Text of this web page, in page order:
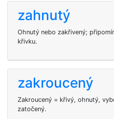
zahnutý
Ohnutý nebo zakřivený;
křivku.
zakroucený
Zakroucený = křivý, ohnutý,
zatočený.